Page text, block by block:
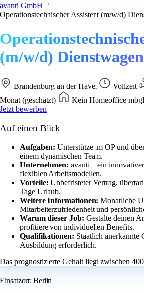
avanti GmbH
Operationstechnischer Assistent (m/w/d)
(m/w/d) Dienstwagen
Brandenburg an der Havel Vollzeit
Monat (geschätzt)
Kein Homeoffice
Jetzt bewerben
Auf einen Blick
Aufgaben: Unterstütze im OP und
einem dynamischen Team.
Unternehmen: avanti – ein
flexiblen Arbeitsmodellen.
Vorteile: Unbefristeter Vertrag,
Tage Urlaub.
Weitere Informationen: Monatliche
Mitarbeiterzufriedenheit und
Warum dieser Job: Gestalte deinen
profitiere von individuellen Benefits.
Qualifikationen: Staatlich anerkannte
Ausbildung erforderlich.
Das prognostizierte Gehalt liegt zwischen
Einsatzort: Berlin